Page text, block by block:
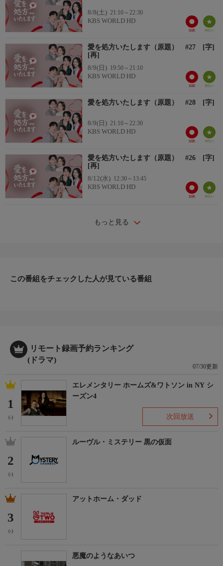
に伝えるジュア。ジュニョクが会社を出ると、そこには意外な人
物がいた。
8/8(土) 21:10～22:30
KBS WORLD HD
愛を処方いたします（原題） #27 [字]
[再]
8/9(日) 19:50～21:10
KBS WORLD HD
愛を処方いたします（原題） #28 [字]
8/9(日) 21:10～22:30
KBS WORLD HD
愛を処方いたします（原題） #26 [字]
[再]
8/12(水) 12:30～13:45
KBS WORLD HD
もっと見る
この番組をチェックした人が見ている番組
リモート録画予約ランキング
(ドラマ)
07/30更新
1
(-)
エレメンタリー ホームズ&ワトソン in NY シ
ーズン4
次回放送
2
(-)
ルーヴル・ミステリー 黒の仮面
3
(-)
アットホーム・ダッド
悪魔のようなあいつ